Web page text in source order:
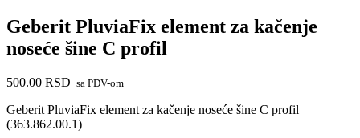
Geberit PluviaFix element za kačenje
noseće šine C profil
500.00 RSD sa PDV-om
Geberit PluviaFix element za kačenje noseće šine C profil
(363.862.00.1)